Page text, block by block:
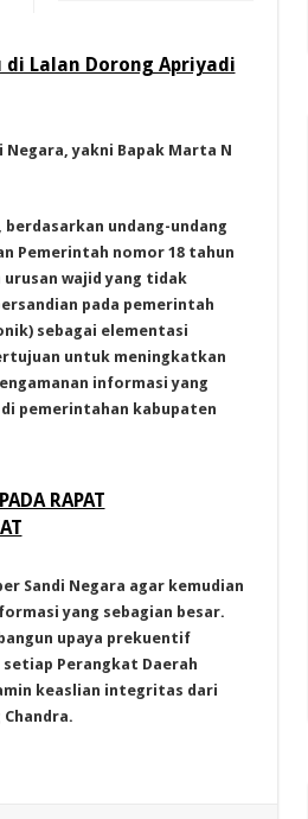
Lalan Dorong Apriyadi
Negara, yakni Bapak Marta N
berdasarkan undang-undang
Pemerintah nomor 18 tahun
wajid yang tidak
pada pemerintah
sebagai elementasi
untuk meningkatkan
informasi yang
pemerintahan kabupaten
RAPAT
Sandi Negara agar kemudian
yang sebagian besar.
upaya prekuentif
Perangkat Daerah
keaslian integritas dari